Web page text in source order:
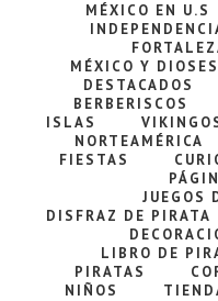
MÉXICO EN U.S
MÉXICO Y DIOSES
DESTACADOS
BERBERISCOS
ISLAS
NORTEAMÉRICA
FIESTAS
JUEGOS
DISFRAZ DE PIRATA
LIBRO DE
PIRATAS
NIÑOS